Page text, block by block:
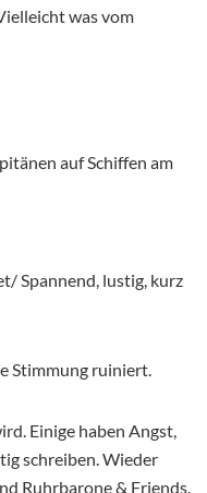
was vom
auf Schiffen am
Spannend, lustig, kurz
Stimmung ruiniert.
Einige haben Angst,
schreiben. Wieder
Ruhrbarone & Friends.